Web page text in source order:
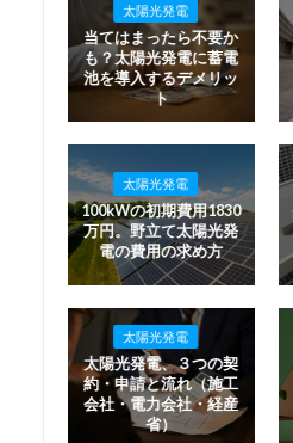
太陽光発電
当てはまったら不要か
も？太陽光発電に蓄電
池を導入するデメリッ
ト
太陽光発電
100kWの初期費用1830
万円。野立て太陽光発
電の費用の求め方
太陽光発電
太陽光発電、３つの契
約・申請と流れ（施工
会社・電力会社・経産
省）